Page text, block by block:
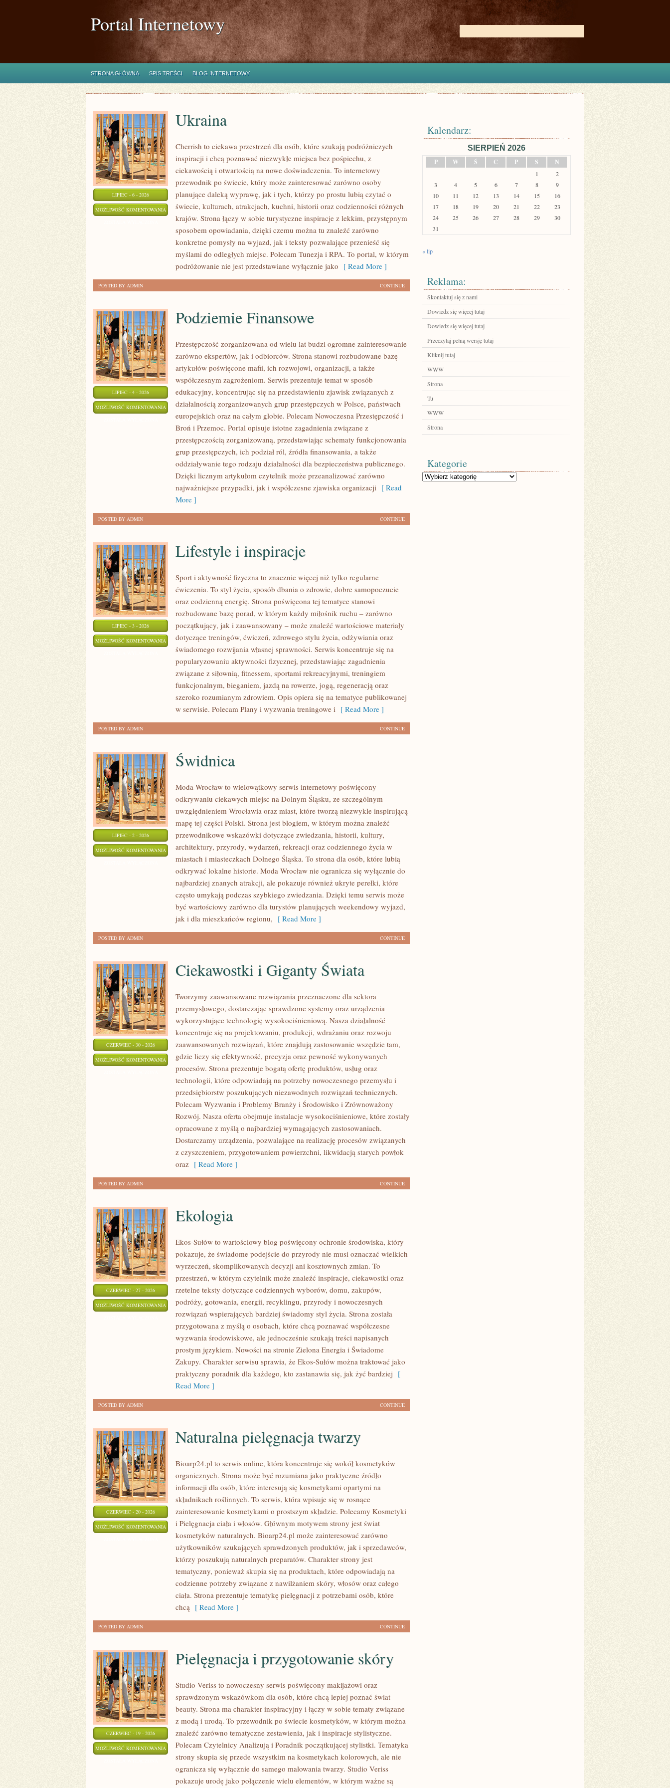
Portal Internetowy
STRONA GŁÓWNA SPIS TREŚCI BLOG INTERNETOWY
LIPIEC - 6 - 2026
MOŻLIWOŚĆ KOMENTOWANIA UKRAINA
Ukraina
Cherrish to ciekawa przestrzeń dla osób, które szukają podróżniczych
inspiracji i chcą poznawać niezwykłe miejsca bez pośpiechu, z
ciekawością i otwartością na nowe doświadczenia. To internetowy
przewodnik po świecie, który może zainteresować zarówno osoby
planujące daleką wyprawę, jak i tych, którzy po prostu lubią czytać o
świecie, kulturach, atrakcjach, kuchni, historii oraz codzienności różnych
krajów. Strona łączy w sobie turystyczne inspiracje z lekkim, przystępnym
sposobem opowiadania, dzięki czemu można tu znaleźć zarówno
konkretne pomysły na wyjazd, jak i teksty pozwalające przenieść się
myślami do odległych miejsc. Polecam Tunezja i RPA. To portal, w którym
podróżowanie nie jest przedstawiane wyłącznie jako [ Read More ]
CONTINUE
POSTED BY ADMIN
LIPIEC - 4 - 2026
MOŻLIWOŚĆ KOMENTOWANIA PODZIEMIE
FINANSOWE
Podziemie Finansowe
Przestępczość zorganizowana od wielu lat budzi ogromne zainteresowanie
zarówno ekspertów, jak i odbiorców. Strona stanowi rozbudowane bazę
artykułów poświęcone mafii, ich rozwojowi, organizacji, a także
współczesnym zagrożeniom. Serwis prezentuje temat w sposób
edukacyjny, koncentrując się na przedstawieniu zjawisk związanych z
działalnością zorganizowanych grup przestępczych w Polsce, państwach
europejskich oraz na całym globie. Polecam Nowoczesna Przestępczość i
Broń i Przemoc. Portal opisuje istotne zagadnienia związane z
przestępczością zorganizowaną, przedstawiając schematy funkcjonowania
grup przestępczych, ich podział ról, źródła finansowania, a także
oddziaływanie tego rodzaju działalności dla bezpieczeństwa publicznego.
Dzięki licznym artykułom czytelnik może przeanalizować zarówno
najważniejsze przypadki, jak i współczesne zjawiska organizacji [ Read
More ]
CONTINUE
POSTED BY ADMIN
LIPIEC - 3 - 2026
MOŻLIWOŚĆ KOMENTOWANIA LIFESTYLE
INSPIRACJE
Lifestyle i inspiracje
Sport i aktywność fizyczna to znacznie więcej niż tylko regularne
ćwiczenia. To styl życia, sposób dbania o zdrowie, dobre samopoczucie
oraz codzienną energię. Strona poświęcona tej tematyce stanowi
rozbudowane bazę porad, w którym każdy miłośnik ruchu – zarówno
początkujący, jak i zaawansowany – może znaleźć wartościowe materiały
dotyczące treningów, ćwiczeń, zdrowego stylu życia, odżywiania oraz
świadomego rozwijania własnej sprawności. Serwis koncentruje się na
popularyzowaniu aktywności fizycznej, przedstawiając zagadnienia
związane z siłownią, fitnessem, sportami rekreacyjnymi, treningiem
funkcjonalnym, bieganiem, jazdą na rowerze, jogą, regeneracją oraz
szeroko rozumianym zdrowiem. Opis opiera się na tematyce publikowanej
w serwisie. Polecam Plany i wyzwania treningowe i [ Read More ]
CONTINUE
POSTED BY ADMIN
LIPIEC - 2 - 2026
MOŻLIWOŚĆ KOMENTOWANIA ŚWIDNICA
Świdnica
Moda Wrocław to wielowątkowy serwis internetowy poświęcony
odkrywaniu ciekawych miejsc na Dolnym Śląsku, ze szczególnym
uwzględnieniem Wrocławia oraz miast, które tworzą niezwykle inspirującą
mapę tej części Polski. Strona jest blogiem, w którym można znaleźć
przewodnikowe wskazówki dotyczące zwiedzania, historii, kultury,
architektury, przyrody, wydarzeń, rekreacji oraz codziennego życia w
miastach i miasteczkach Dolnego Śląska. To strona dla osób, które lubią
odkrywać lokalne historie. Moda Wrocław nie ogranicza się wyłącznie do
najbardziej znanych atrakcji, ale pokazuje również ukryte perełki, które
często umykają podczas szybkiego zwiedzania. Dzięki temu serwis może
być wartościowy zarówno dla turystów planujących weekendowy wyjazd,
jak i dla mieszkańców regionu, [ Read More ]
CONTINUE
POSTED BY ADMIN
CZERWIEC - 30 - 2026
MOŻLIWOŚĆ KOMENTOWANIA CIEKAWOSTKI
GIGANTY
ŚWIATA
Ciekawostki i Giganty Świata
Tworzymy zaawansowane rozwiązania przeznaczone dla sektora
przemysłowego, dostarczając sprawdzone systemy oraz urządzenia
wykorzystujące technologię wysokociśnieniową. Nasza działalność
koncentruje się na projektowaniu, produkcji, wdrażaniu oraz rozwoju
zaawansowanych rozwiązań, które znajdują zastosowanie wszędzie tam,
gdzie liczy się efektywność, precyzja oraz pewność wykonywanych
procesów. Strona prezentuje bogatą ofertę produktów, usług oraz
technologii, które odpowiadają na potrzeby nowoczesnego przemysłu i
przedsiębiorstw poszukujących niezawodnych rozwiązań technicznych.
Polecam Wyzwania i Problemy Branży i Środowisko i Zrównoważony
Rozwój. Nasza oferta obejmuje instalacje wysokociśnieniowe, które zostały
opracowane z myślą o najbardziej wymagających zastosowaniach.
Dostarczamy urządzenia, pozwalające na realizację procesów związanych
z czyszczeniem, przygotowaniem powierzchni, likwidacją starych powłok
oraz [ Read More ]
CONTINUE
POSTED BY ADMIN
CZERWIEC - 27 - 2026
MOŻLIWOŚĆ KOMENTOWANIA EKOLOGIA
Ekologia
Ekos-Sułów to wartościowy blog poświęcony ochronie środowiska, który
pokazuje, że świadome podejście do przyrody nie musi oznaczać wielkich
wyrzeczeń, skomplikowanych decyzji ani kosztownych zmian. To
przestrzeń, w którym czytelnik może znaleźć inspiracje, ciekawostki oraz
rzetelne teksty dotyczące codziennych wyborów, domu, zakupów,
podróży, gotowania, energii, recyklingu, przyrody i nowoczesnych
rozwiązań wspierających bardziej świadomy styl życia. Strona została
przygotowana z myślą o osobach, które chcą poznawać współczesne
wyzwania środowiskowe, ale jednocześnie szukają treści napisanych
prostym językiem. Nowości na stronie Zielona Energia i Świadome
Zakupy. Charakter serwisu sprawia, że Ekos-Sułów można traktować jako
praktyczny poradnik dla każdego, kto zastanawia się, jak żyć bardziej [
Read More ]
CONTINUE
POSTED BY ADMIN
CZERWIEC - 20 - 2026
MOŻLIWOŚĆ KOMENTOWANIA NATURALNA
PIELĘGNACJA
TWARZY
Naturalna pielęgnacja twarzy
Bioarp24.pl to serwis online, która koncentruje się wokół kosmetyków
organicznych. Strona może być rozumiana jako praktyczne źródło
informacji dla osób, które interesują się kosmetykami opartymi na
składnikach roślinnych. To serwis, która wpisuje się w rosnące
zainteresowanie kosmetykami o prostszym składzie. Polecamy Kosmetyki
i Pielęgnacja ciała i włosów. Głównym motywem strony jest świat
kosmetyków naturalnych. Bioarp24.pl może zainteresować zarówno
użytkowników szukających sprawdzonych produktów, jak i sprzedawców,
którzy poszukują naturalnych preparatów. Charakter strony jest
tematyczny, ponieważ skupia się na produktach, które odpowiadają na
codzienne potrzeby związane z nawilżaniem skóry, włosów oraz całego
ciała. Strona prezentuje tematykę pielęgnacji z potrzebami osób, które
chcą [ Read More ]
CONTINUE
POSTED BY ADMIN
CZERWIEC - 19 - 2026
MOŻLIWOŚĆ KOMENTOWANIA PIELĘGNACJA
PRZYGOTOWANIE
SKÓRY
Pielęgnacja i przygotowanie skóry
Studio Veriss to nowoczesny serwis poświęcony makijażowi oraz
sprawdzonym wskazówkom dla osób, które chcą lepiej poznać świat
beauty. Strona ma charakter inspiracyjny i łączy w sobie tematy związane
z modą i urodą. To przewodnik po świecie kosmetyków, w którym można
znaleźć zarówno tematyczne zestawienia, jak i inspiracje stylistyczne.
Polecam Czytelnicy Analizują i Poradnik początkującej stylistki. Tematyka
strony skupia się przede wszystkim na kosmetykach kolorowych, ale nie
ogranicza się wyłącznie do samego malowania twarzy. Studio Veriss
pokazuje urodę jako połączenie wielu elementów, w którym ważne są
Kalendarz:
SIERPIEŃ 2026
P
W Ś C P S N
1
2
3
4 5 6 7 8
9
10
11 12 13 14 15
16
17
18 19 20 21 22
23
24
25 26 27 28 29
30
31
« lip
Reklama:
Skontaktuj się z nami
Dowiedz się więcej tutaj
Dowiedz się więcej tutaj
Przeczytaj pełną wersję tutaj
Kliknij tutaj
WWW
Strona
Tu
WWW
Strona
Kategorie
Kategorie